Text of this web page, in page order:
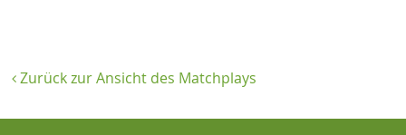
 Zurück zur Ansicht des Matchplays